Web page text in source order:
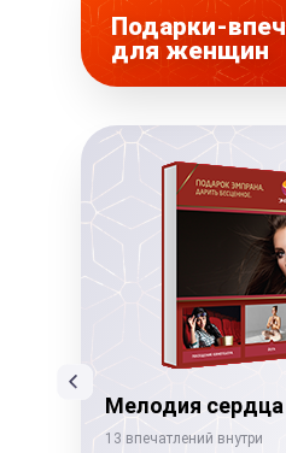
Подарки-
для женщин
Мелодия сердца
13 впечатлений внутри